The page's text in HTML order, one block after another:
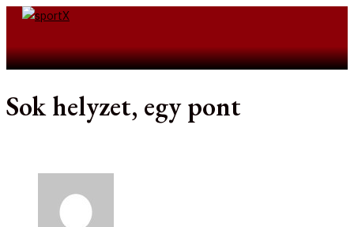
Skip
Sok helyzet, egy pont